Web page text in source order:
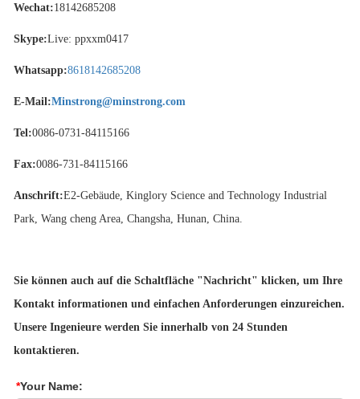
Wechat:18142685208
Skype:Live: ppxxm0417
Whatsapp:8618142685208
E-Mail:Minstrong@minstrong.com
Tel:0086-0731-84115166
Fax:0086-731-84115166
Anschrift:E2-Gebäude, Kinglory Science and Technology Industrial
Park, Wang cheng Area, Changsha, Hunan, China.
Sie können auch auf die Schaltfläche "Nachricht" klicken, um Ihre
Kontakt informationen und einfachen Anforderungen einzureichen.
Unsere Ingenieure werden Sie innerhalb von 24 Stunden
kontaktieren.
*Your Name: